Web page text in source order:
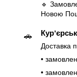
🔹
Новою
🚗
Доставка
•
•